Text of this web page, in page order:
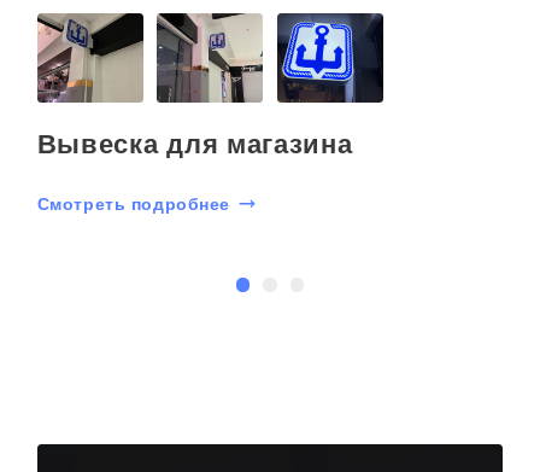
Вывеска для магазина
Смотреть подробнее